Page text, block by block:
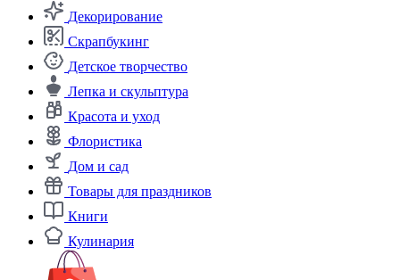
Декорирование
Скрапбукинг
Детское творчество
Лепка и скульптура
Красота и уход
Флористика
Дом и сад
Товары для праздников
Книги
Кулинария